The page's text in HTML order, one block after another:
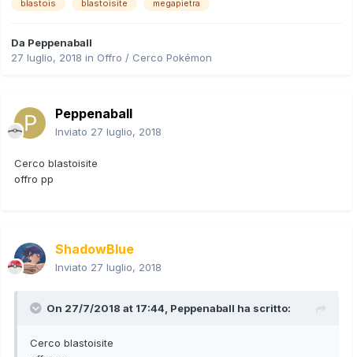
blastois blastoisite megapietra
Da Peppenaball
27 luglio, 2018 in Offro / Cerco Pokémon
Peppenaball
Inviato 27 luglio, 2018
Cerco blastoisite
offro pp
ShadowBlue
Inviato 27 luglio, 2018
On 27/7/2018 at 17:44, Peppenaball ha scritto:
Cerco blastoisite